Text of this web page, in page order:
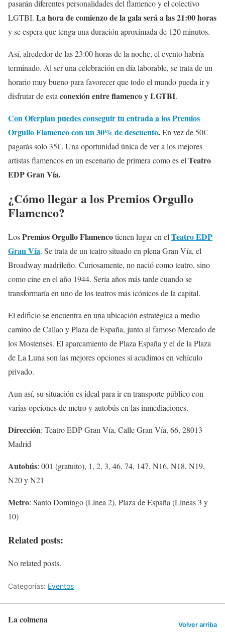
pasarán diferentes personalidades del flamenco y el colectivo
LGTBI. La hora de comienzo de la gala será a las 21:00 horas
y se espera que tenga una duración aproximada de 120 minutos.
Así, alrededor de las 23:00 horas de la noche, el evento habría
terminado. Al ser una celebración en día laborable, se trata de un
horario muy bueno para favorecer que todo el mundo pueda ir y
disfrutar de esta conexión entre flamenco y LGTBI.
Con Oferplan puedes conseguir tu entrada a los Premios
Orgullo Flamenco con un 30% de descuento.En vez de 50€
pagarás solo 35€. Una oportunidad única de ver a los mejores
artistas flamencos en un escenario de primera como es el Teatro
EDP Gran Vía.
¿Cómo llegar a los Premios Orgullo
Flamenco?
LosPremios Orgullo Flamencotienen lugar en el Teatro EDP
Gran Vía. Se trata de un teatro situado en plena Gran Vía, el
Broadway madrileño. Curiosamente, no nació como teatro, sino
como cine en el año 1944. Sería años más tarde cuando se
transformaría en uno de los teatros más icónicos de la capital.
El edificio se encuentra en una ubicación estratégica a medio
camino de Callao y Plaza de España, junto al famoso Mercado de
los Mostenses. El aparcamiento de Plaza España y el de la Plaza
de La Luna son las mejores opciones si acudimos en vehículo
privado.
Aun así, su situación es ideal para ir en transporte público con
varias opciones de metro y autobús en las inmediaciones.
Dirección: Teatro EDP Gran Vía, Calle Gran Vía, 66, 28013
Madrid
Autobús: 001 (gratuito), 1, 2, 3, 46, 74, 147, N16, N18, N19,
N20 y N21
Metro: Santo Domingo (Línea 2), Plaza de España (Líneas 3 y
10)
Related posts:
No related posts.
Categorías: Eventos
La colmena Volver arriba